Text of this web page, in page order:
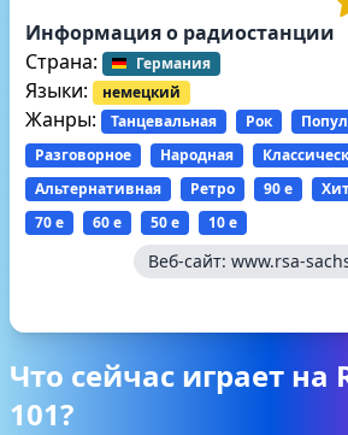
Информация о радиостанции
Страна:
Германия
Языки: немецкий
Жанры: Танцевальная Рок
Разговорное
Народная
Альтернативная
Ретро 90 е
70 е
60 е 50 е 10 е
Веб-сайт: www.rsa-
Что сейчас играет на
101?